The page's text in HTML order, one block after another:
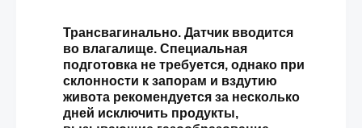
Трансвагинально. Датчик вводится
во влагалище. Специальная
подготовка не требуется, однако при
склонности к запорам и вздутию
живота рекомендуется за несколько
дней исключить продукты,